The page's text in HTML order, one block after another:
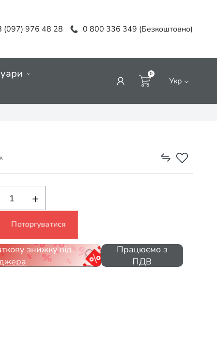
(097) 976 48 28 0 800 336 349 (Безкоштовно)
0
Укр
+
Поторгуватися
знижку від
Працюємо з
ПДВ